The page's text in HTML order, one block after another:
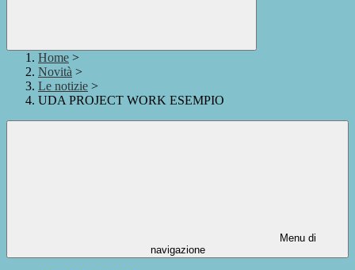
Home >
Novità >
Le notizie >
UDA PROJECT WORK ESEMPIO
Menu di
navigazione